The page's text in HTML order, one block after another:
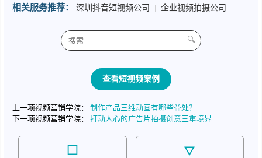
相关服务推荐： 深圳抖音短视频公司 企业视频拍摄公司
🔍
查看短视频案例
上一项视频营销学院： 制作产品三维动画有哪些益处？
下一项视频营销学院： 打动人心的广告片拍摄创意三重境界